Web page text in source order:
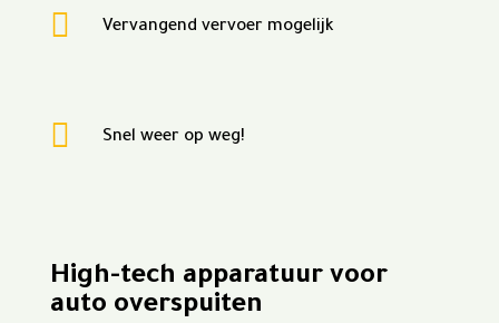
 Vervangend vervoer mogelijk
 Snel weer op weg!
High-tech apparatuur voor
auto overspuiten